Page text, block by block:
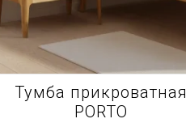
Тумба прикроватная
PORTO